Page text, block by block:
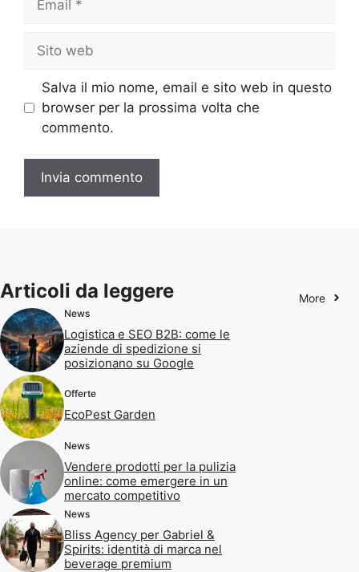
Sito
web
Salva il mio nome, email e sito web in questo
browser per la prossima volta che
commento.
Articoli da leggere More
News
Logistica e SEO B2B: come le
aziende di spedizione si
posizionano su Google
Offerte
EcoPest Garden
News
Vendere prodotti per la pulizia
online: come emergere in un
mercato competitivo
News
Bliss Agency per Gabriel &
Spirits: identità di marca nel
beverage premium